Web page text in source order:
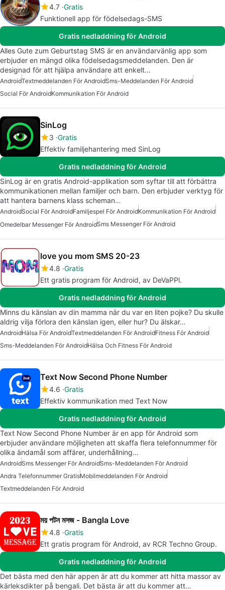
4.7 Gratis
Funktionell app för födelsedags-SMS
Gratis nedladdning för Android
Alles Gute zum Geburtstag SMS är en användarvänlig app som
erbjuder en mängd olika födelsedagsmeddelanden. Den är
designad för att hjälpa användare att enkelt…
AndroidTextmeddelanden För AndroidSms-Meddelanden För Android
Social För AndroidKommunikation För Android
SinLog
3 Gratis
Effektiv familjehantering med SinLog
Gratis nedladdning för Android
SinLog är en gratis Android-applikation som syftar till att förbättra
kommunikationen mellan familjer och barn. Den erbjuder verktyg för
att hantera barnens klass scheman…
AndroidSocial För AndroidFamiljespel För AndroidKommunikation För Android
Omedelbar Messenger För AndroidSms Messenger För Android
love you mom SMS 20-23
4.8 Gratis
Ett gratis program för Android, av DeVaPPl.
Gratis nedladdning för Android
Minns du känslan av din mamma när du var en liten pojke? Du skulle
aldrig vilja förlora den känslan igen, eller hur? Du älskar…
AndroidHälsa För AndroidTextmeddelanden För AndroidFitness För Android
Sms-Meddelanden För AndroidHälsa Och Fitness För Android
Text Now Second Phone Number
4.6 Gratis
Effektiv kommunikation med Text Now
Gratis nedladdning för Android
Text Now Second Phone Number är en app för Android som
erbjuder användare möjligheten att skaffa flera telefonnummer för
olika ändamål som affärer, underhållning…
AndroidSms Messenger För AndroidSms-Meddelanden För Android
Andra Telefonnummer GratisMobilmeddelanden För Android
Textmeddelanden För Android
ময় পটন মসজ - Bangla Love
4.8 Gratis
Ett gratis program för Android, av RCR Techno Group.
Gratis nedladdning för Android
Det bästa med den här appen är att du kommer att hitta massor av
kärleksdikter på bengali. Det bästa är att du kommer att…